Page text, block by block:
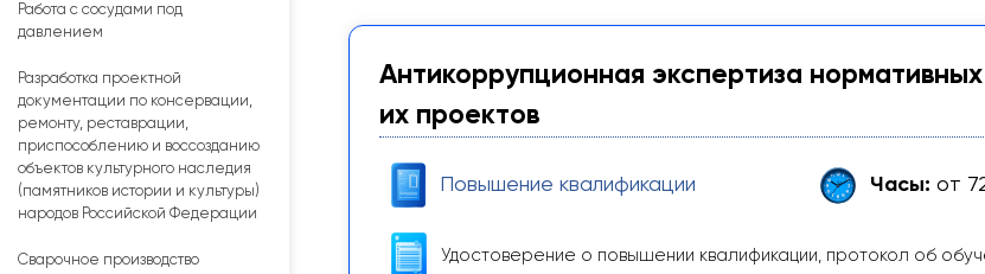
Работа с сосудами под
давлением
Разработка проектной
документации по консервации,
ремонту, реставрации,
приспособлению и воссозданию
объектов культурного наследия
(памятников истории и культуры)
народов Российской Федерации
Сварочное производство
Антикоррупционная экспертиза
их проектов
Повышение квалификации Часы: от
Удостоверение о повышении квалификации, протокол об